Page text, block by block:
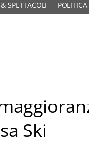
SPETTACOLI
Ski